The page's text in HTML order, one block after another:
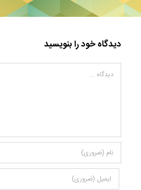
دیدگاه خود را بنویسید
دیدگاه